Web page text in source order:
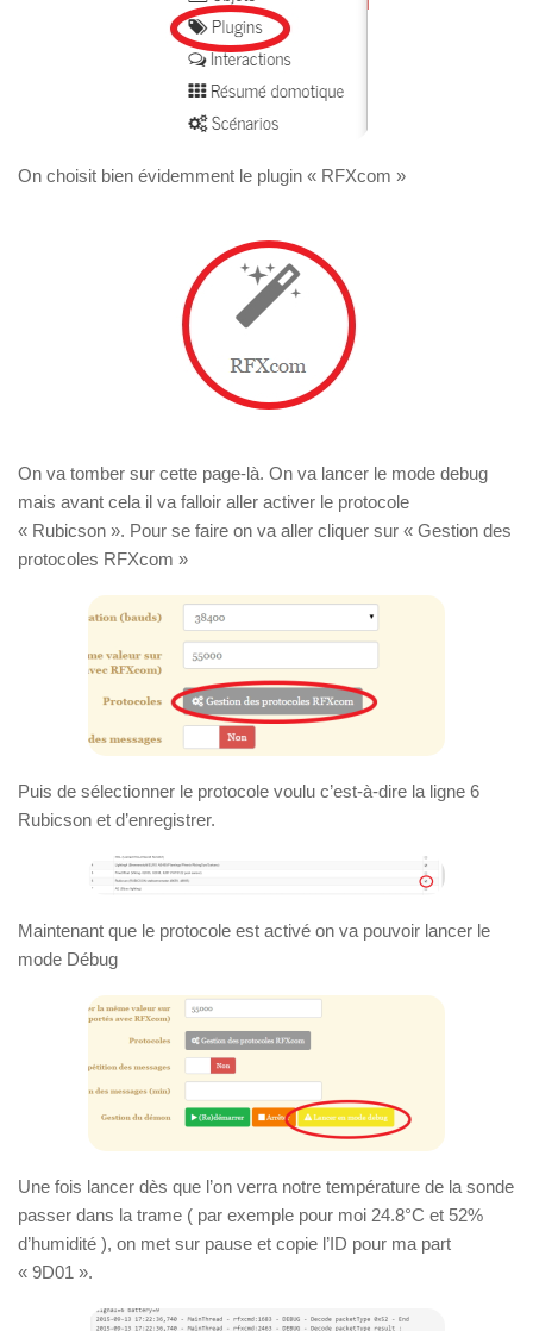
On choisit bien évidemment le plugin « RFXcom »
On va tomber sur cette page-là. On va lancer le mode debug
mais avant cela il va falloir aller activer le protocole
« Rubicson ». Pour se faire on va aller cliquer sur « Gestion des
protocoles RFXcom »
Puis de sélectionner le protocole voulu c’est-à-dire la ligne 6
Rubicson et d’enregistrer.
Maintenant que le protocole est activé on va pouvoir lancer le
mode Débug
Une fois lancer dès que l’on verra notre température de la sonde
passer dans la trame ( par exemple pour moi 24.8°C et 52%
d’humidité ), on met sur pause et copie l’ID pour ma part
« 9D01 ».